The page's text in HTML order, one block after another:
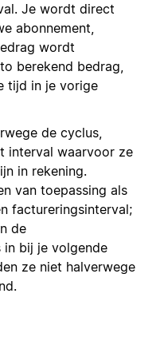
Je wordt direct
abonnement,
wordt
berekend bedrag,
tijd in je vorige
de cyclus,
interval waarvoor ze
in rekening.
van toepassing als
factureringsinterval;
de
in bij je volgende
ze niet halverwege